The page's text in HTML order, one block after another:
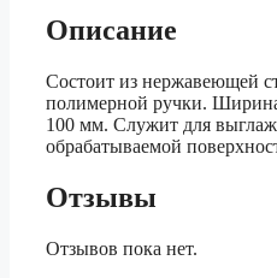
Описание
Состоит из нержавеющей
полимерной ручки.
100 мм. Служит для
обрабатываемой
Отзывы
Отзывов пока нет.